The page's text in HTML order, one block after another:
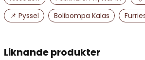
Mejladress
Ja, ni får publicera min fråga
Liknande produkter
📌 Pyssel
Bolibompa Kalas